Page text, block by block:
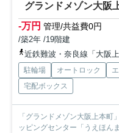
-万円 管理/共益費0円
/築2年 /19階建
近鉄難波・奈良線「大阪
駐輪場 オートロック
宅配ボックス
「グランドメゾン大阪上本町
ッピングセンター「うえほん